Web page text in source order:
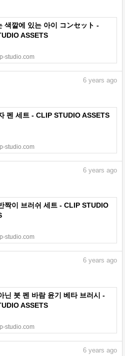
색깔에 있는 아이 コンセット -
ASSETS
studio.com
6 years ago
펜 세트 - CLIP STUDIO ASSETS
studio.com
6 years ago
짝이 브러쉬 세트 - CLIP STUDIO
studio.com
6 years ago
닌 붓 펜 바람 윤기 베타 브러시 -
ASSETS
studio.com
6 years ago